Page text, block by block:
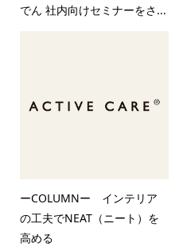
でん 社内向けセミナーをさ...
ーCOLUMNー インテリア
の工夫でNEAT（ニート）を
高める